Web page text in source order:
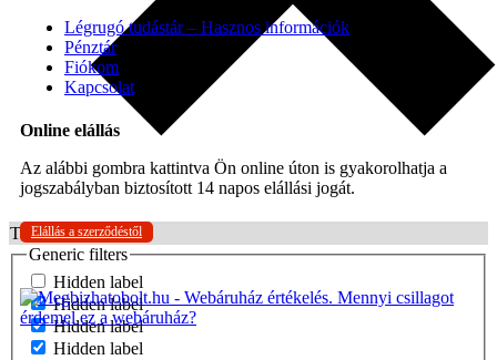
További találatok...
Generic filters
Hidden label
Hidden label
Hidden label
Hidden label
Légrugó tudástár – Hasznos információk
Pénztár
Fiókom
Kapcsolat
Online elállás
Az alábbi gombra kattintva Ön online úton is gyakorolhatja a
jogszabályban biztosított 14 napos elállási jogát.
Elállás a szerződéstől